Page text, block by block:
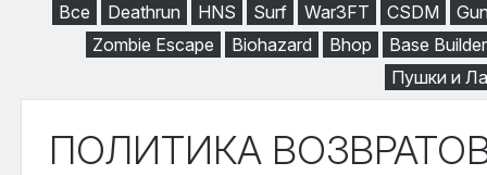
Все Deathrun HNS Surf War3FT CSDM
Zombie Escape
Biohazard Bhop
Base Builder
Пушки и
ПОЛИТИКА